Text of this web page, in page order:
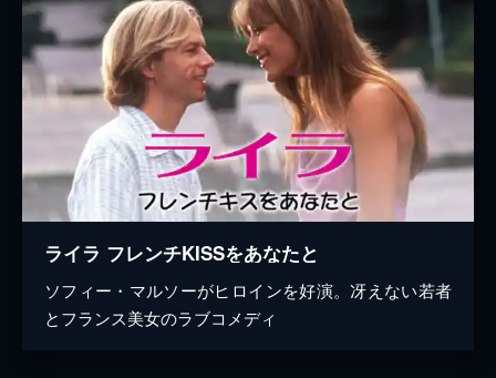
ライラ フレンチKISSをあなたと
ソフィー・マルソーがヒロインを好演。冴えない若者
とフランス美女のラブコメディ